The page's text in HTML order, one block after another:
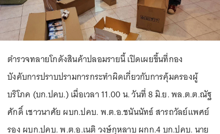
ตำรวจทลายโกดังสินค้าปลอมรายนี้ เปิดเผยขึ้นที่กอง
บังคับการปราบปรามการกระทำผิดเกี่ยวกับการคุ้มครองผู้
บริโภค (บก.ปคบ.) เมื่อเวลา 11.00 น. วันที่ 8 มิ.ย. พล.ต.ต.ณัฐ
ศักดิ์ เชาวนาศัย ผบก.ปคบ. พ.ต.อ.ชนันนัทธ์ สารถวัลย์แพศย์
รอง ผบก.ปคบ. พ.ต.อ.เนติ วงษ์กุหลาบ ผกก.4 บก.ปคบ. นาย